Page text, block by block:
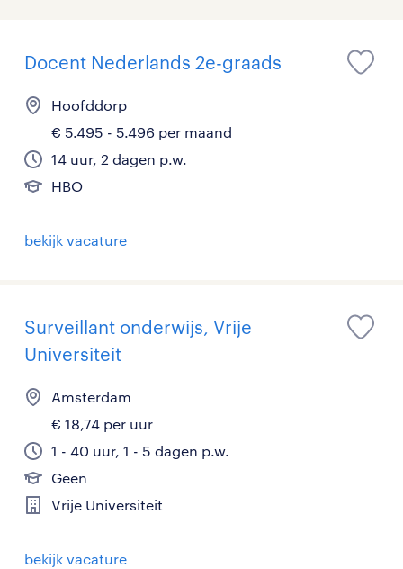
Docent Nederlands 2e-graads
Hoofddorp
€ 5.495 - 5.496 per maand
14 uur, 2 dagen p.w.
HBO
bekijk vacature
Surveillant onderwijs, Vrije
Universiteit
Amsterdam
€ 18,74 per uur
1 - 40 uur, 1 - 5 dagen p.w.
Geen
Vrije Universiteit
bekijk vacature